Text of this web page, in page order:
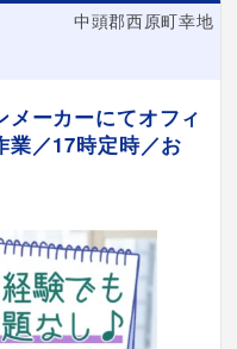
中頭郡西原町幸地
ーカーにてオフィ
業／17時定時／お